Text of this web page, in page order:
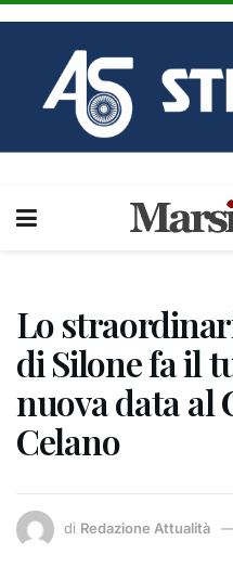
Lo
di Silone fa il
nuova data al
Celano
di Redazione Attualità